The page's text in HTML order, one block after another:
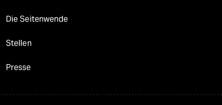
Die Seitenwende
Stellen
Presse